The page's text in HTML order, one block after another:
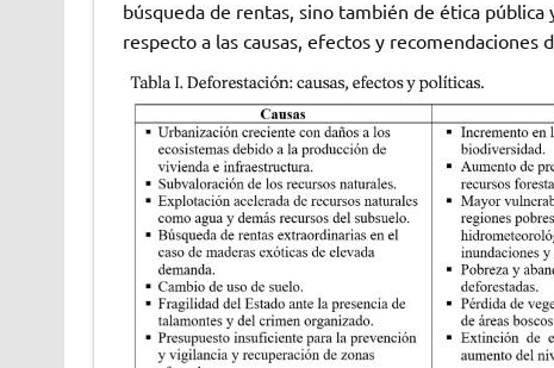
búsqueda de rentas, sino también de ética
respecto a las causas, efectos y recomendaciones